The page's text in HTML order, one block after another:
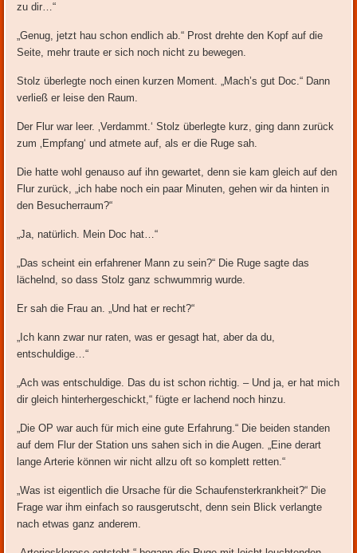
zu dir…“
„Genug, jetzt hau schon endlich ab.“ Prost drehte den Kopf auf die
Seite, mehr traute er sich noch nicht zu bewegen.
Stolz überlegte noch einen kurzen Moment. „Mach’s gut Doc.“ Dann
verließ er leise den Raum.
Der Flur war leer. ‚Verdammt.‘ Stolz überlegte kurz, ging dann zurück
zum ‚Empfang‘ und atmete auf, als er die Ruge sah.
Die hatte wohl genauso auf ihn gewartet, denn sie kam gleich auf den
Flur zurück, „ich habe noch ein paar Minuten, gehen wir da hinten in
den Besucherraum?“
„Ja, natürlich. Mein Doc hat…“
„Das scheint ein erfahrener Mann zu sein?“ Die Ruge sagte das
lächelnd, so dass Stolz ganz schwummrig wurde.
Er sah die Frau an. „Und hat er recht?“
„Ich kann zwar nur raten, was er gesagt hat, aber da du,
entschuldige…“
„Ach was entschuldige. Das du ist schon richtig. – Und ja, er hat mich
dir gleich hinterhergeschickt,“ fügte er lachend noch hinzu.
„Die OP war auch für mich eine gute Erfahrung.“ Die beiden standen
auf dem Flur der Station uns sahen sich in die Augen. „Eine derart
lange Arterie können wir nicht allzu oft so komplett retten.“
„Was ist eigentlich die Ursache für die Schaufensterkrankheit?“ Die
Frage war ihm einfach so rausgerutscht, denn sein Blick verlangte
nach etwas ganz anderem.